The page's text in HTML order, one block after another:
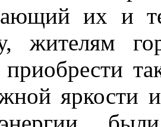
их и
жителям
яркости